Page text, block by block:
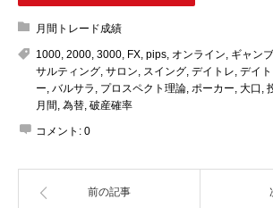
月間トレード成績
1000, 2000, 3000, FX, pips, オンライン, ギャン
サルティング, サロン, スイング, デイトレ, デイ
ー, バルサラ , プロスペクト理論, ポーカー, 大口 ,
月間, 為替, 破産確率
コメント: 0
前の記事